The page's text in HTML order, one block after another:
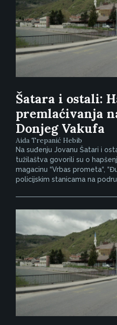
Šatara i ostali:
premlaćivanja
Donjeg Vakufa
Aida Trepanić Hebib
Na suđenju Jovanu Šatari i
tužilaštva govorili su o
magacinu “Vrbas prometa“,
policijskim stanicama na